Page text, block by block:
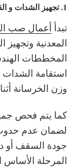
1. تجهيز الشدات و القوالب الخرسانية
تبدأ أعمال صب
المعدنية وتجهيز
المخططات
استقامة الشدات
وزن الخرسانة
كما يتم فحص
لضمان عدم
جودة السقف أو
المرحلة الأساس